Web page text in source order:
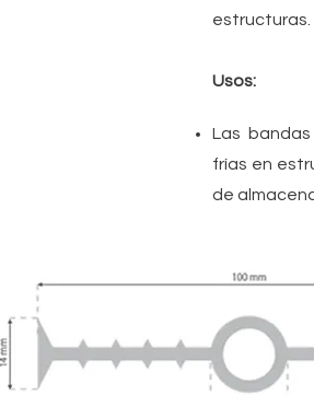
estructuras.
Usos:
Las
frías en
de